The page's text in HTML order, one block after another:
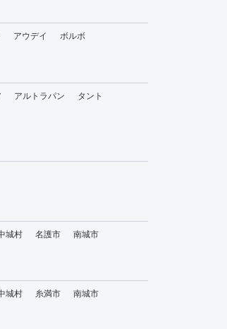
アウデイ ボルボ
アルトラパン
タント
城村 名護市 南城市
城村 糸満市
南城市